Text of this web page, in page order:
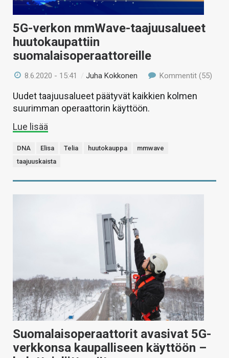
5G-verkon mmWave-taajuusalueet
huutokaupattiin
suomalaisoperaattoreille
8.6.2020 - 15:41 /Juha Kokkonen Kommentit (55)
Uudet taajuusalueet päätyvät kaikkien kolmen
suurimman operaattorin käyttöön.
Lue lisää
DNA Elisa Telia huutokauppa
mmwave
taajuuskaista
Suomalaisoperaattorit avasivat 5G-
verkkonsa kaupalliseen käyttöön –